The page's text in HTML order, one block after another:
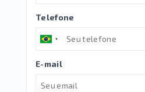
Telefone
E-mail